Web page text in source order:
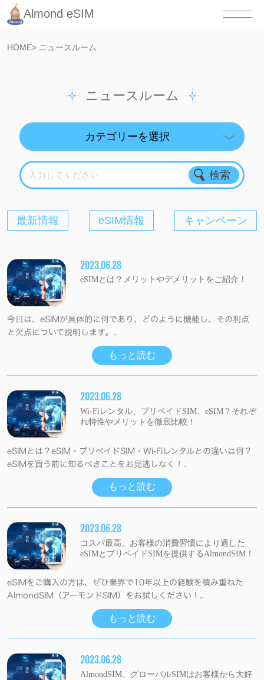
Almond eSIM
HOME>ニュースルーム
ニュースルーム
入力してください
最新情報 eSIM情報 キャンペーン
2023.06.28
eSIMとは？メリットやデメリットをご紹介！
今日は、eSIMが具体的に何であり、どのように機能し、その利点
と欠点について説明します。..
もっと読む
2023.06.28
Wi-Fiレンタル、プリペイドSIM、eSIM？それぞ
れ特性やメリットを徹底比較！
eSIMとは？eSIM・プリペイドSIM・Wi-Fiレンタルとの違いは何？
eSIMを買う前に知るべきことをお見逃しなく！..
もっと読む
2023.06.28
コスパ最高、お客様の消費習慣により適した
eSIMとプリペイドSIMを提供するAlmondSIM！
eSIMをご購入の方は、ぜひ業界で10年以上の経験を積み重ねた
AlmondSIM（アーモンドSIM）をお試しください！..
もっと読む
2023.06.28
AlmondSIM、グローバルSIMはお客様から大好